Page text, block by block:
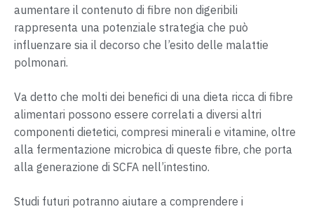
aumentare il contenuto di fibre non digeribili
rappresenta una potenziale strategia che può
influenzare sia il decorso che l’esito delle malattie
polmonari.
Va detto che molti dei benefici di una dieta ricca di fibre
alimentari possono essere correlati a diversi altri
componenti dietetici, compresi minerali e vitamine, oltre
alla fermentazione microbica di queste fibre, che porta
alla generazione di SCFA nell’intestino.
Studi futuri potranno aiutare a comprendere i